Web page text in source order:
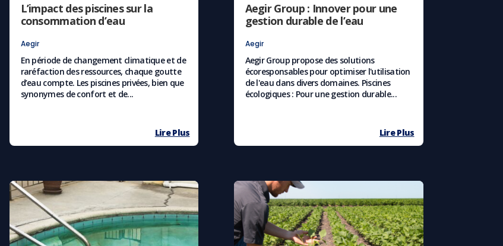
L’impact des piscines sur la
consommation d’eau
Aegir
En période de changement climatique et de
raréfaction des ressources, chaque goutte
d’eau compte. Les piscines privées, bien que
synonymes de confort et de...
Lire Plus
Aegir Group : Innover pour une
gestion durable de l’eau
Aegir
Aegir Group propose des solutions
écoresponsables pour optimiser l'utilisation
de l'eau dans divers domaines.​ Piscines
écologiques : Pour une gestion durable...
Lire Plus